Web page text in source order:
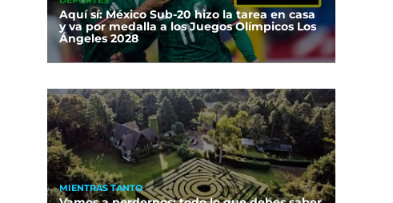
Aquí sí: México Sub-20 hizo la tarea en casa
y va por medalla a los Juegos Olímpicos Los
Ángeles 2028
MIENTRAS TANTO